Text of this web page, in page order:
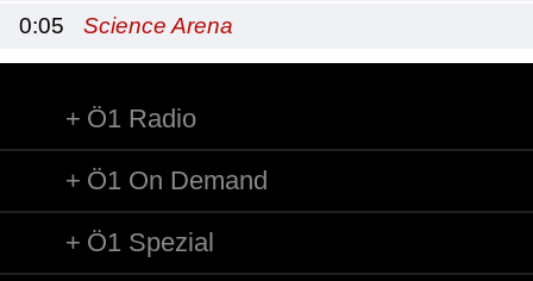
0:05
Science Arena
Ö1 Radio
Ö1 On Demand
Ö1 Spezial